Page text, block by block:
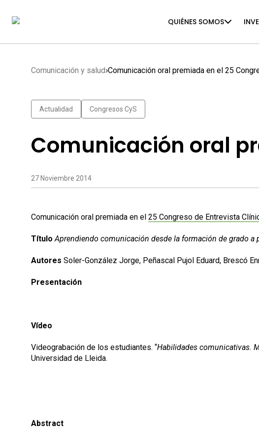
QUIÉNES SOMOS
Comunicación y salud Comunicación oral premiada en el 25
Actualidad Congresos CyS
Comunicación oral
27 Noviembre 2014
Comunicación oral premiada en el 25 Congreso de Entrevista
Título Aprendiendo comunicación desde la formación de grado
Autores Soler-González Jorge, Peñascal Pujol Eduard, Brescó
Presentación
Vídeo
Videograbación de los estudiantes. “Habilidades comunicativas.
Universidad de Lleida.
Abstract